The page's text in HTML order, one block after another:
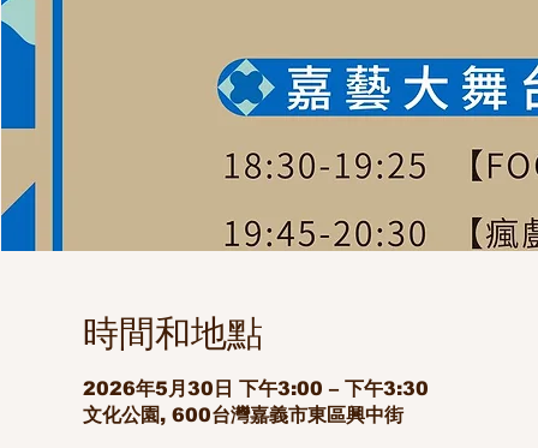
時間和地點
2026年5月30日 下午3:00 – 下午3:30
文化公園, 600台灣嘉義市東區興中街